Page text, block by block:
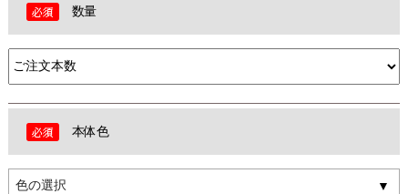
数量
本体色
色の選択